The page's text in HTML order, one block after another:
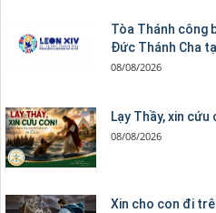
Tòa Thánh công
Đức Thánh Cha
08/08/2026
Lạy Thầy, xin cứu
08/08/2026
Xin cho con đi